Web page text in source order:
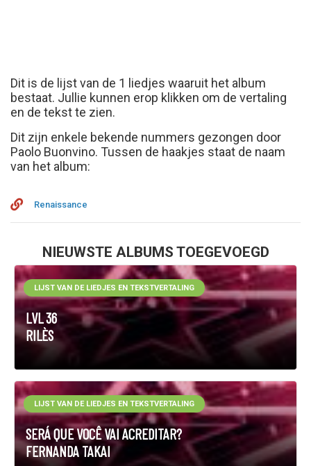
Dit is de lijst van de 1 liedjes waaruit het album
bestaat. Jullie kunnen erop klikken om de vertaling
en de tekst te zien.
Dit zijn enkele bekende nummers gezongen door
Paolo Buonvino. Tussen de haakjes staat de naam
van het album:
Renaissance
NIEUWSTE ALBUMS TOEGEVOEGD
LVL 36
RILÈS
LIJST VAN DE LIEDJES EN TEKSTVERTALING
SERÁ QUE VOCÊ VAI ACREDITAR?
FERNANDA TAKAI
LIJST VAN DE LIEDJES EN TEKSTVERTALING